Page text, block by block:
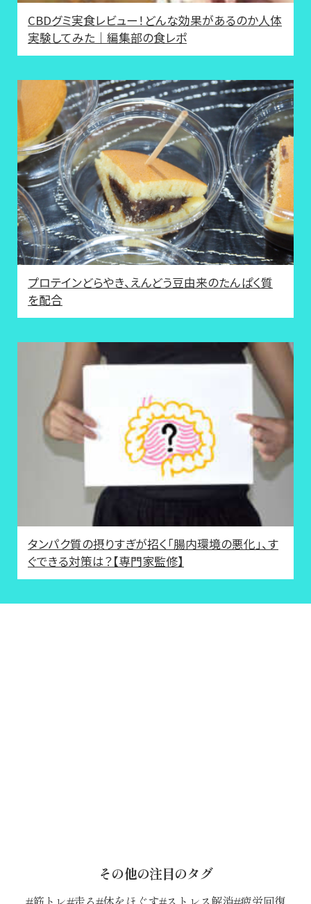
CBDグミ実食レビュー！どんな効果があるのか人体
実験してみた｜編集部の食レポ
プロテインどらやき、えんどう豆由来のたんぱく質
を配合
タンパク質の摂りすぎが招く「腸内環境の悪化」、す
ぐできる対策は？【専門家監修】
その他の注目のタグ